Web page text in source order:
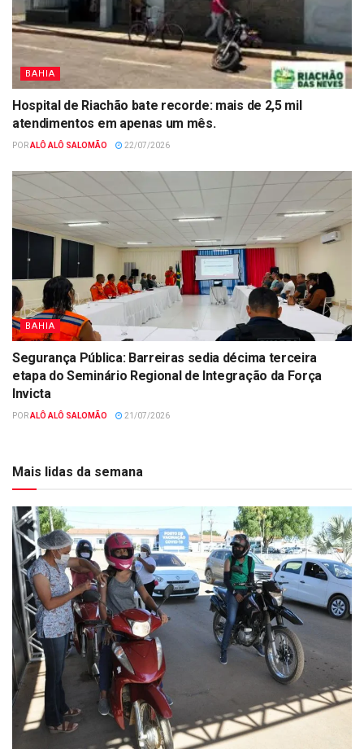
BAHIA
Hospital de Riachão bate recorde: mais de 2,5 mil
atendimentos em apenas um mês.
PORALÔ ALÔ SALOMÃO 22/07/2026
BAHIA
Segurança Pública: Barreiras sedia décima terceira
etapa do Seminário Regional de Integração da Força
Invicta
PORALÔ ALÔ SALOMÃO 21/07/2026
Mais lidas da semana